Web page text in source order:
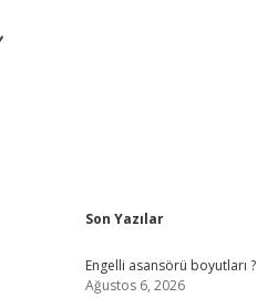
Sidebar
Son Yazılar
Engelli asansörü boyutları ?
Ağustos 6, 2026